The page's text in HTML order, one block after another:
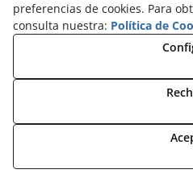
preferencias de cookies. Para
consulta nuestra: Política de